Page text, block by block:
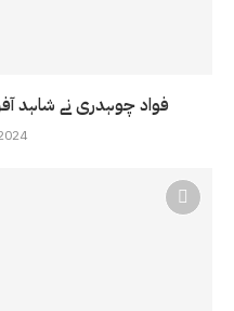
فواد چوہدری نے شاہد